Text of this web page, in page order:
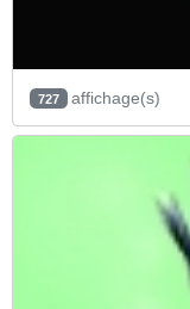
727 affichage(s)